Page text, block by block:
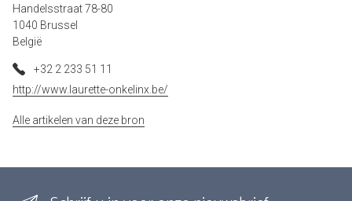
Handelsstraat 78-80
1040 Brussel
België
+32 2 233 51 11
http://www.laurette-onkelinx.be/
Alle artikelen van deze bron